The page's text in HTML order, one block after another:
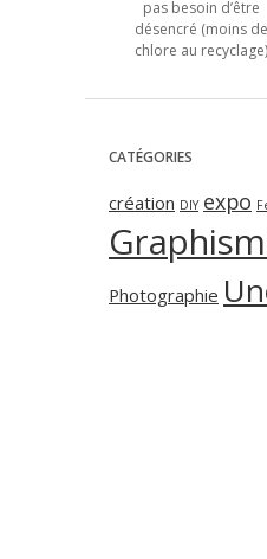
pas besoin d’être
désencré (moins de
chlore au recyclage)
CATÉGORIES
création DIY expo
Photographie